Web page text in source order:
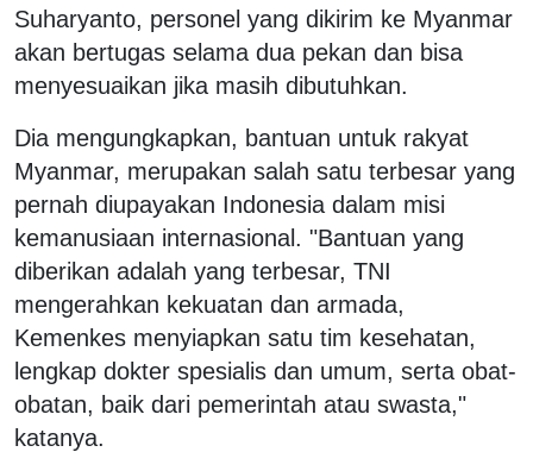
Suharyanto, personel yang dikirim ke Myanmar
akan bertugas selama dua pekan dan bisa
menyesuaikan jika masih dibutuhkan.
Dia mengungkapkan, bantuan untuk rakyat
Myanmar, merupakan salah satu terbesar yang
pernah diupayakan Indonesia dalam misi
kemanusiaan internasional. "Bantuan yang
diberikan adalah yang terbesar, TNI
mengerahkan kekuatan dan armada,
Kemenkes menyiapkan satu tim kesehatan,
lengkap dokter spesialis dan umum, serta obat-
obatan, baik dari pemerintah atau swasta,"
katanya.